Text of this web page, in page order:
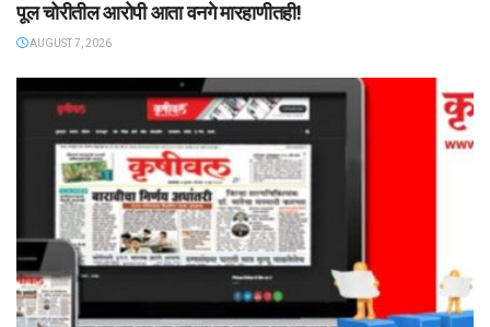
पूल चोरीतील आरोपी आता वनगे मारहाणीतही!
AUGUST 7, 2026